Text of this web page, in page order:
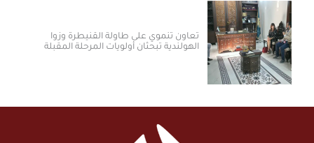
تعاون تنموي على طاولة القنيطرة وزوا
الهولندية تبحثان أولويات المرحلة المقبلة